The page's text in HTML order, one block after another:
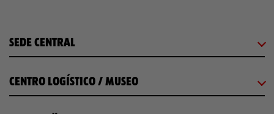
SEDE CENTRAL
CENTRO LOGÍSTICO / MUSEO